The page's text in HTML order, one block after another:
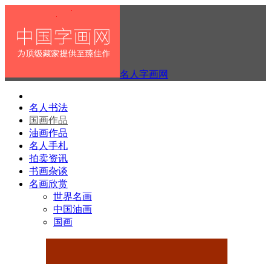
名人字画网
名人书法
国画作品
油画作品
名人手札
拍卖资讯
书画杂谈
名画欣赏
世界名画
中国油画
国画